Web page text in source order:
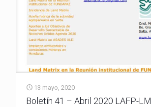
13 mayo, 2020
Boletín 41 – Abril 2020 LAFP-LM